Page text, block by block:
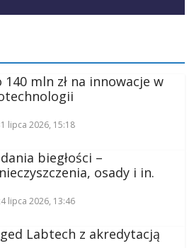
140 mln zł na innowacje w
lipca 2026, 15:18
biegłości –
osady i in.
lipca 2026, 13:46
Labtech z akredytacją